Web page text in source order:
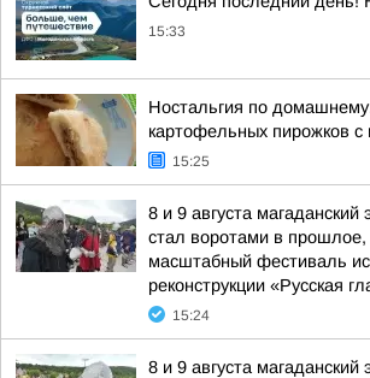
15:33
Ностальгия по
картофельных пирожков с
15:25
8 и 9 августа магаданский
стал воротами в прошлое,
масштабный фестиваль
реконструкции «Русская
15:24
8 и 9 августа магаданский